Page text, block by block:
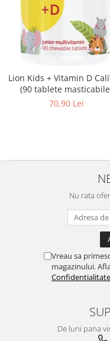
Lion Kids + Vitamin D
(90 tablete
Multivitamine pentru
70,90 Lei
Nu rata
Vreau sa
magazinului.
Confidentialitate
De luni pana